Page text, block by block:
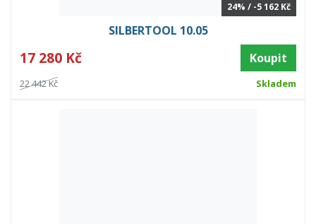
24% / -5 162 Kč
SILBERTOOL 10.05
17 280 Kč Koupit
22 442 Kč Skladem